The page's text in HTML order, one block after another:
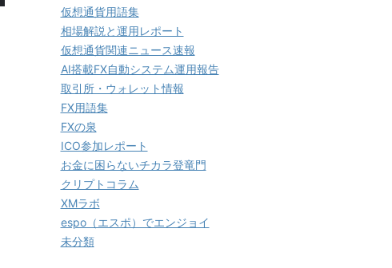
仮想通貨用語集
相場解説と運用レポート
仮想通貨関連ニュース速報
AI搭載FX自動システム運用報告
取引所・ウォレット情報
FX用語集
FXの泉
ICO参加レポート
お金に困らないチカラ登竜門
クリプトコラム
XMラボ
espo（エスポ）でエンジョイ
未分類